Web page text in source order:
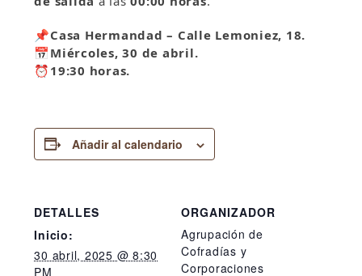
📌Casa Hermandad – Calle Lemoniez, 18.
📅Miércoles, 30 de abril.
⏰19:30 horas.
Añadir al calendario
DETALLES
Inicio:
30 abril, 2025 @ 8:30
PM
ORGANIZADOR
Agrupación de
Cofradías y
Corporaciones